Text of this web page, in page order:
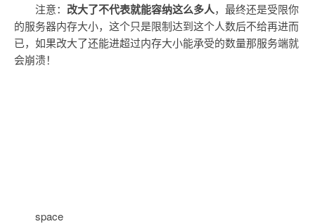
注意： 改大了不代表就能容纳这么多人，最终还是受限你
的服务器内存大小，这个只是限制达到这个人数后不给再进而
已，如果改大了还能进超过内存大小能承受的数量那服务端就
会崩溃！
space